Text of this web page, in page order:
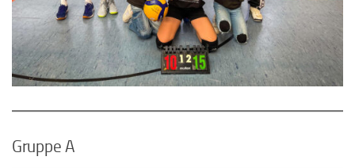
Gruppe A